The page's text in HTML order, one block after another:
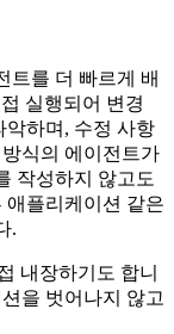
트를 더 빠르게 배
실행되어 변경
악하며, 수정 사항
식의 에이전트가
작성하지 않고도
애플리케이션 같은
.
내장하기도 합니
을 벗어나지 않고